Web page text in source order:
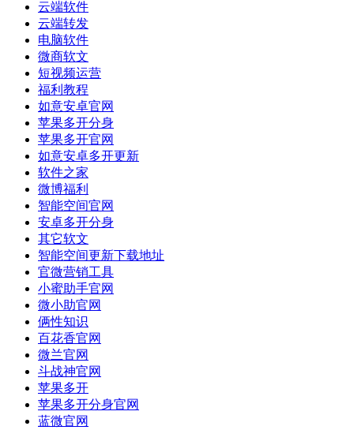
云端软件
云端转发
电脑软件
微商软文
短视频运营
福利教程
如意安卓官网
苹果多开分身
苹果多开官网
如意安卓多开更新
软件之家
微博福利
智能空间官网
安卓多开分身
其它软文
智能空间更新下载地址
官微营销工具
小蜜助手官网
微小助官网
俩性知识
百花香官网
微兰官网
斗战神官网
苹果多开
苹果多开分身官网
蓝微官网